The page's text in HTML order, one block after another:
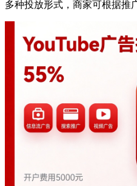
多种投放形式，商家可根据推